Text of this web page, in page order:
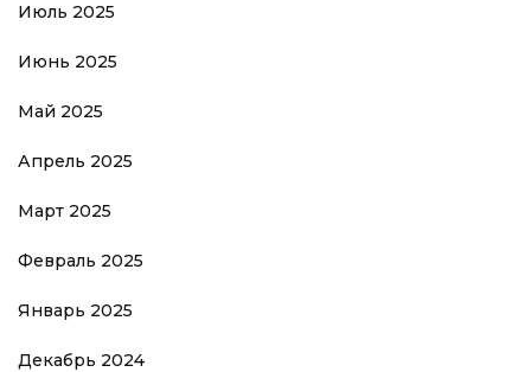
Июль 2025
Июнь 2025
Май 2025
Апрель 2025
Март 2025
Февраль 2025
Январь 2025
Декабрь 2024